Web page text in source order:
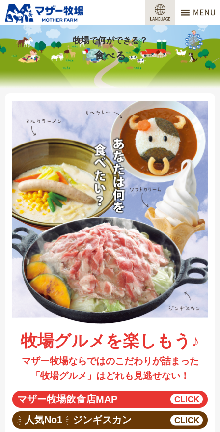
営業時間
料金
交通アクセス
サービスガイド
牧場で何ができる？
場内マップ
おすすめコース
団体プラン
採用情報
牧場で何ができる？
食べる
牧場グルメを楽しもう♪
マザー牧場ならではのこだわりが詰まった
「牧場グルメ」はどれも見逃せない！
マザー牧場飲食店MAP
人気No1
ジンギスカン